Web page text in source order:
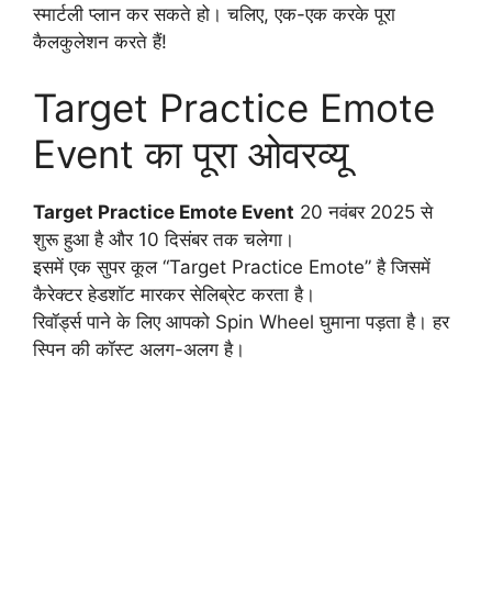
स्मार्टली प्लान कर सकते हो। चलिए, एक-एक करके पूरा
कैलकुलेशन करते हैं!
Target Practice Emote
Event का पूरा ओवरव्यू
Target Practice Emote Event 20 नवंबर 2025 से
शुरू हुआ है और 10 दिसंबर तक चलेगा।
इसमें एक सुपर कूल “Target Practice Emote” है जिसमें
कैरेक्टर हेडशॉट मारकर सेलिब्रेट करता है।
रिवॉर्ड्स पाने के लिए आपको Spin Wheel घुमाना पड़ता है। हर
स्पिन की कॉस्ट अलग-अलग है।